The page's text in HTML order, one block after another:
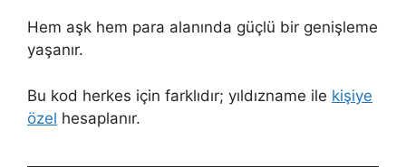
Hem aşk hem para alanında güçlü bir genişleme
yaşanır.
Bu kod herkes için farklıdır; yıldızname ile kişiye
özel hesaplanır.